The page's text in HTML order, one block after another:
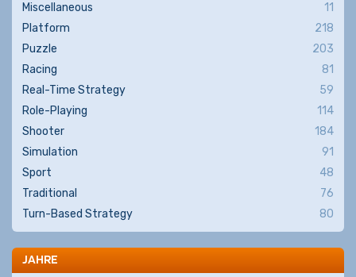
Miscellaneous
11
Platform
218
Puzzle
203
Racing
81
Real-Time Strategy
59
Role-Playing
114
Shooter
184
Simulation
91
Sport
48
Traditional
76
Turn-Based Strategy
80
JAHRE